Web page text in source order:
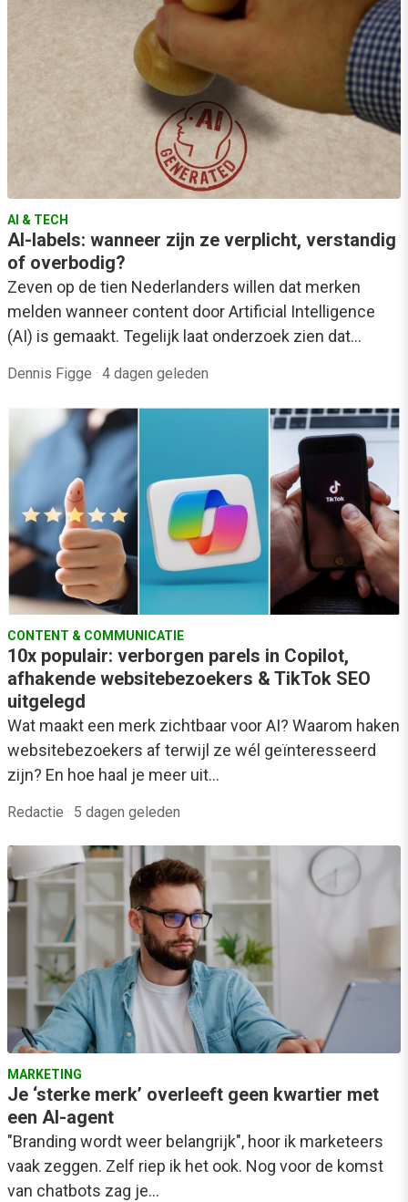
AI & TECH
AI-labels: wanneer zijn ze verplicht, verstandig
of overbodig?
Zeven op de tien Nederlanders willen dat merken
melden wanneer content door Artificial Intelligence
(AI) is gemaakt. Tegelijk laat onderzoek zien dat…
Dennis Figge · 4 dagen geleden
CONTENT & COMMUNICATIE
10x populair: verborgen parels in Copilot,
afhakende websitebezoekers & TikTok SEO
uitgelegd
Wat maakt een merk zichtbaar voor AI? Waarom haken
websitebezoekers af terwijl ze wél geïnteresseerd
zijn? En hoe haal je meer uit…
Redactie · 5 dagen geleden
MARKETING
Je ‘sterke merk’ overleeft geen kwartier met
een AI-agent
"Branding wordt weer belangrijk", hoor ik marketeers
vaak zeggen. Zelf riep ik het ook. Nog voor de komst
van chatbots zag je…